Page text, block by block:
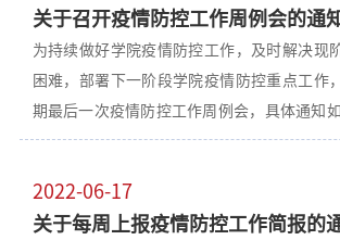
必须亲自研判分析、亲自部署推进，要带头
求，结合中共齐齐哈尔医学院委员会关于印
医学院委员会领导干部外出请假报批报备制
总外出请假人员审批表,副处级及以下人员由
人向分管院领导汇报和审批，正处级人员由
关于召开疫情防控工作周例会的通
为持续做好学院疫情防控工作，及时解决现
困难，部署下一阶段学院疫情防控重点工作
期最后一次疫情防控工作周例会，具体通知如下： 一、
间：2022年6月23日 10：00 二、会议地点：图书行政楼1804
员，疫情防控领导小组办公室成员单位、部
医院、二级学院书记或院长。 五、会议内容： 1.人事处、学生
2022-06-17
关于每周上报疫情防控工作简报的